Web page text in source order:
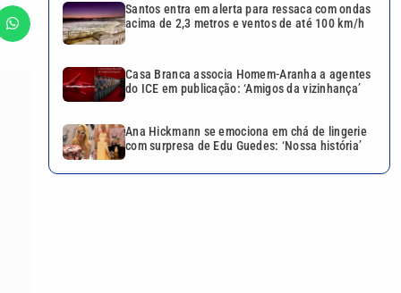
Santos entra em alerta para ressaca com ondas
acima de 2,3 metros e ventos de até 100 km/h
Casa Branca associa Homem-Aranha a agentes
do ICE em publicação: ‘Amigos da vizinhança’
Ana Hickmann se emociona em chá de lingerie
com surpresa de Edu Guedes: ‘Nossa história’